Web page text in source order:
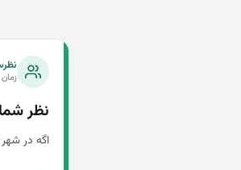
زمان
نظر
اگه در